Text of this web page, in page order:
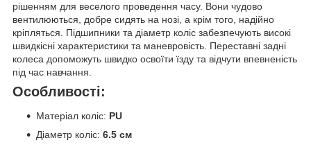
рішенням для веселого проведення часу. Вони чудово
вентилюються, добре сидять на нозі, а крім того, надійно
кріпляться. Підшипники та діаметр коліс забезпечують високі
швидкісні характеристики та маневровість. Переставні задні
колеса допоможуть швидко освоїти їзду та відчути впевненість
під час навчання.
Особливості:
Матеріал коліс: PU
Діаметр коліс: 6.5 см